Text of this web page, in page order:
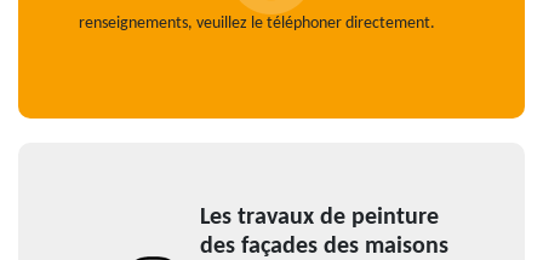
renseignements, veuillez le téléphoner directement.
Les travaux de peinture
des façades des maisons